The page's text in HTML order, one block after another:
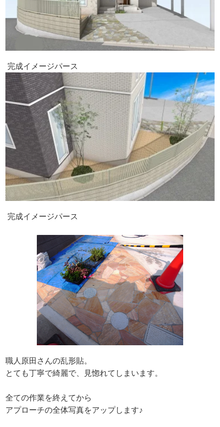
完成イメージパース
完成イメージパース
職人原田さんの乱形貼。
とても丁寧で綺麗で、見惚れてしまいます。
全ての作業を終えてから
アプローチの全体写真をアップします♪